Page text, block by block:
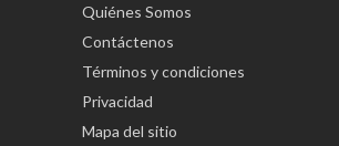
Quiénes Somos
Contáctenos
Términos y condiciones
Privacidad
Mapa del sitio